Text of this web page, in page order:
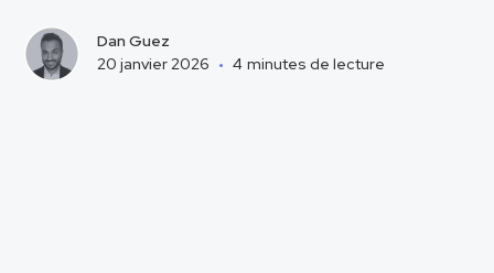
Dan Guez
20 janvier 2026 • 4 minutes de lecture